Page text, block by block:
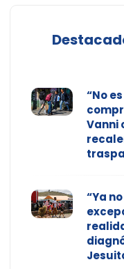
“No
Vanni
“Ya